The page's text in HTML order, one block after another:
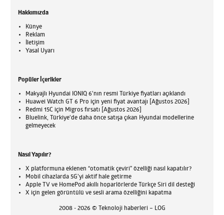
Hakkımızda
Künye
Reklam
İletişim
Yasal Uyarı
Popüler İçerikler
Makyajlı Hyundai IONIQ 6'nın resmi Türkiye fiyatları açıklandı
Huawei Watch GT 6 Pro için yeni fiyat avantajı [Ağustos 2026]
Redmi 15C için Migros fırsatı [Ağustos 2026]
Bluelink, Türkiye'de daha önce satışa çıkan Hyundai modellerine
gelmeyecek
Nasıl Yapılır?
X platformuna eklenen “otomatik çeviri” özelliği nasıl kapatılır?
Mobil cihazlarda 5G’yi aktif hale getirme
Apple TV ve HomePod akıllı hoparlörlerde Türkçe Siri dil desteği
X için gelen görüntülü ve sesli arama özelliğini kapatma
2008 - 2026 © Teknoloji haberleri – LOG